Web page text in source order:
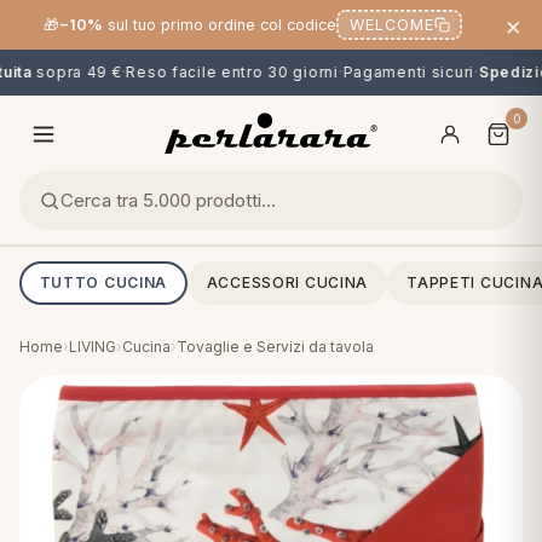
🎁−10% sul tuo primo ordine col codice WELCOME ×
sopra 49 €·Reso facile entro 30 giorni·Pagamenti sicuri·
0
TUTTO CUCINA ACCESSORI CUCINA TAPPETI
& CUSCINI
CALCIO & CARTOONS
Home›LIVING›Cucina›Tovaglie e Servizi da tavola